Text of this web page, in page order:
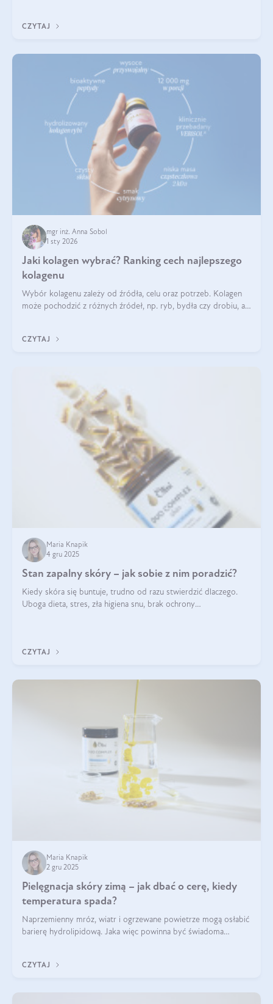
CZYTAJ
mgr inż. Anna Sobol
1 sty 2026
Jaki kolagen wybrać? Ranking cech najlepszego
kolagenu
Wybór kolagenu zależy od źródła, celu oraz potrzeb. Kolagen
może pochodzić z różnych źródeł, np. ryb, bydła czy drobiu, a
bydlęcy.
CZYTAJ
Maria Knapik
4 gru 2025
Stan zapalny skóry – jak sobie z nim poradzić?
Kiedy skóra się buntuje, trudno od razu stwierdzić dlaczego.
Uboga dieta, stres, zła higiena snu, brak ochrony
CZYTAJ
Maria Knapik
2 gru 2025
Pielęgnacja skóry zimą – jak dbać o cerę, kiedy
temperatura spada?
Naprzemienny mróz, wiatr i ogrzewane powietrze mogą osłabić
barierę hydrolipidową. Jaka więc powinna być świadoma
CZYTAJ